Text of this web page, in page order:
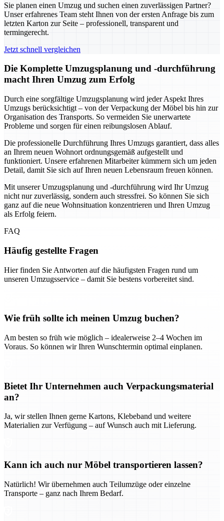
Sie planen einen Umzug und suchen einen zuverlässigen Partner?
Unser erfahrenes Team steht Ihnen von der ersten Anfrage bis zum
letzten Karton zur Seite – professionell, transparent und
termingerecht.
Jetzt schnell vergleichen
Die Komplette Umzugsplanung und -durchführung
macht Ihren Umzug zum Erfolg
Durch eine sorgfältige Umzugsplanung wird jeder Aspekt Ihres
Umzugs berücksichtigt – von der Verpackung der Möbel bis hin zur
Organisation des Transports. So vermeiden Sie unerwartete
Probleme und sorgen für einen reibungslosen Ablauf.
Die professionelle Durchführung Ihres Umzugs garantiert, dass alles
an Ihrem neuen Wohnort ordnungsgemäß aufgestellt und
funktioniert. Unsere erfahrenen Mitarbeiter kümmern sich um jeden
Detail, damit Sie sich auf Ihren neuen Lebensraum freuen können.
Mit unserer Umzugsplanung und -durchführung wird Ihr Umzug
nicht nur zuverlässig, sondern auch stressfrei. So können Sie sich
ganz auf die neue Wohnsituation konzentrieren und Ihren Umzug
als Erfolg feiern.
FAQ
Häufig gestellte Fragen
Hier finden Sie Antworten auf die häufigsten Fragen rund um
unseren Umzugsservice – damit Sie bestens vorbereitet sind.
Wie früh sollte ich meinen Umzug buchen?
Am besten so früh wie möglich – idealerweise 2–4 Wochen im
Voraus. So können wir Ihren Wunschtermin optimal einplanen.
Bietet Ihr Unternehmen auch Verpackungsmaterial
an?
Ja, wir stellen Ihnen gerne Kartons, Klebeband und weitere
Materialien zur Verfügung – auf Wunsch auch mit Lieferung.
Kann ich auch nur Möbel transportieren lassen?
Natürlich! Wir übernehmen auch Teilumzüge oder einzelne
Transporte – ganz nach Ihrem Bedarf.